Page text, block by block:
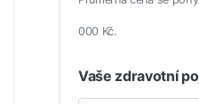
000 Kč.
Vaše zdravotní